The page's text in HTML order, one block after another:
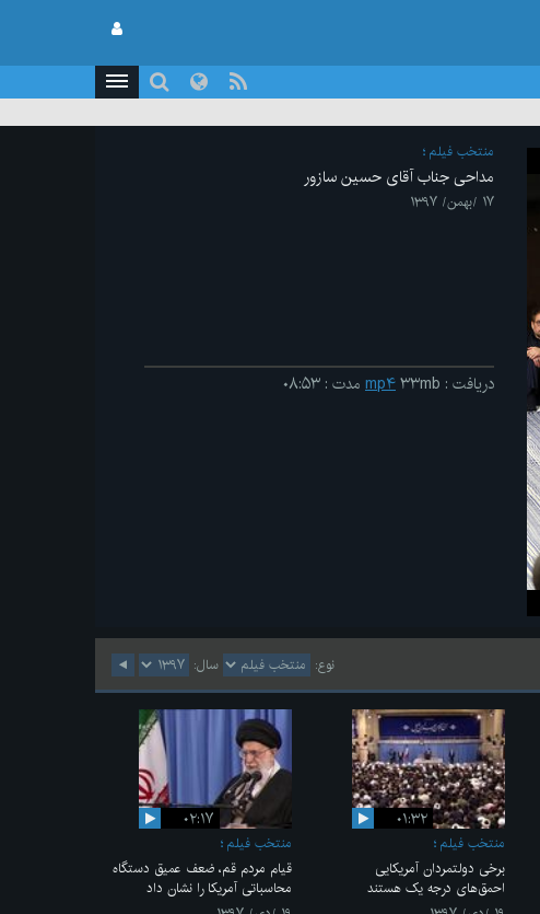
منتخب فیلم
مداحی جناب آقای حسین سازور
۱۷ /بهمن/ ۱۳۹۷
دریافت : mp۴۳۳mb مدت : ۰۸:۵۳
نوع: سال:
۰۱:۳۲
منتخب فیلم
برخی دولتمردان آمریکایی
احمق‌های درجه یک هستند
۰۲:۱۷
منتخب فیلم
قیام مردم قم، ضعف عمیق دستگاه
محاسباتی آمریکا را نشان داد